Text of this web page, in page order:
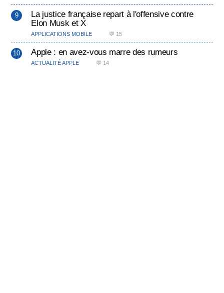
La justice française repart à l'offensive contre
Elon Musk et X
APPLICATIONS MOBILE 💬 15
Apple : en avez-vous marre des rumeurs
ACTUALITÉ APPLE 💬 14